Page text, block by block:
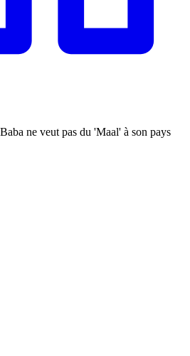
ne veut pas du 'Maal' à son pays